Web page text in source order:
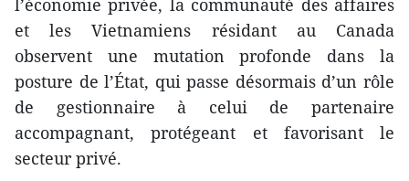
l’économie privée, la communauté des affaires
et les Vietnamiens résidant au Canada
observent une mutation profonde dans la
posture de l’État, qui passe désormais d’un rôle
de gestionnaire à celui de partenaire
accompagnant, protégeant et favorisant le
secteur privé.